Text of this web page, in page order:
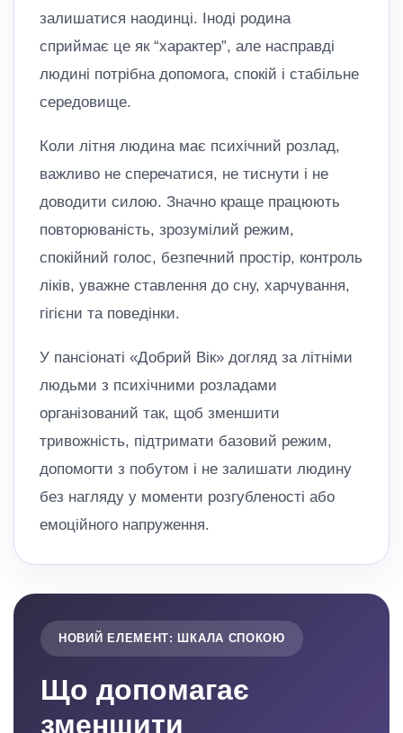
залишатися наодинці. Іноді родина
сприймає це як “характер”, але насправді
людині потрібна допомога, спокій і стабільне
середовище.
Коли літня людина має психічний розлад,
важливо не сперечатися, не тиснути і не
доводити силою. Значно краще працюють
повторюваність, зрозумілий режим,
спокійний голос, безпечний простір, контроль
ліків, уважне ставлення до сну, харчування,
гігієни та поведінки.
У пансіонаті «Добрий Вік» догляд за літніми
людьми з психічними розладами
організований так, щоб зменшити
тривожність, підтримати базовий режим,
допомогти з побутом і не залишати людину
без нагляду у моменти розгубленості або
емоційного напруження.
НОВИЙ ЕЛЕМЕНТ: ШКАЛА СПОКОЮ
Що допомагає
зменшити